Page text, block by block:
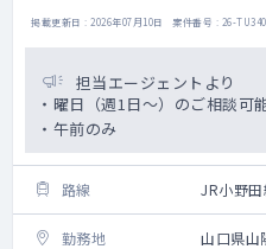
掲載更新日 : 2026年07月10日 案件番号 : 26-
担当エージェントより
・曜日（週1日～）のご相談可
・午前のみ
路線 JR小野田
勤務地 山口県山